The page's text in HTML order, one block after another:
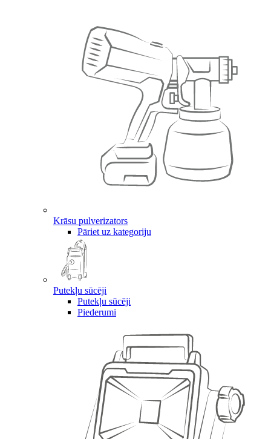
Krāsu pulverizators
Pāriet uz kategoriju
Putekļu sūcēji
Putekļu sūcēji
Piederumi